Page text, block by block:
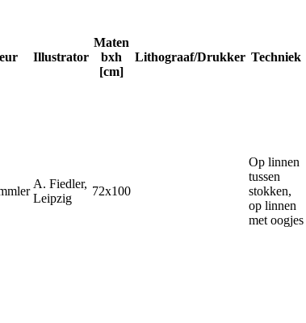
Illustrator
Maten
bxh
[cm]
Lithograaf/Drukker Techniek
A. Fiedler,
Leipzig
72x100
Op linnen
tussen
stokken,
op linnen
met oogjes